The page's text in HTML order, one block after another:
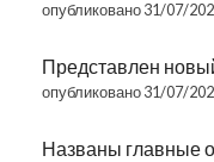
опубликовано 31/07/
Представлен
опубликовано 31/07/
Названы главные